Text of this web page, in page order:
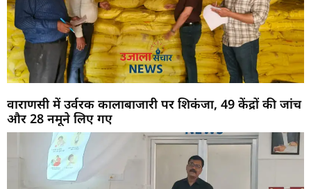
वाराणसी में उर्वरक कालाबाजारी पर शिकंजा, 49 केंद्रों की जांच
और 28 नमूने लिए गए